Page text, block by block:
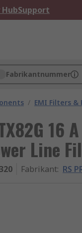
Support
Fabrikantnummer
/ EMI Filters
16
Line
Fabrikant: RS